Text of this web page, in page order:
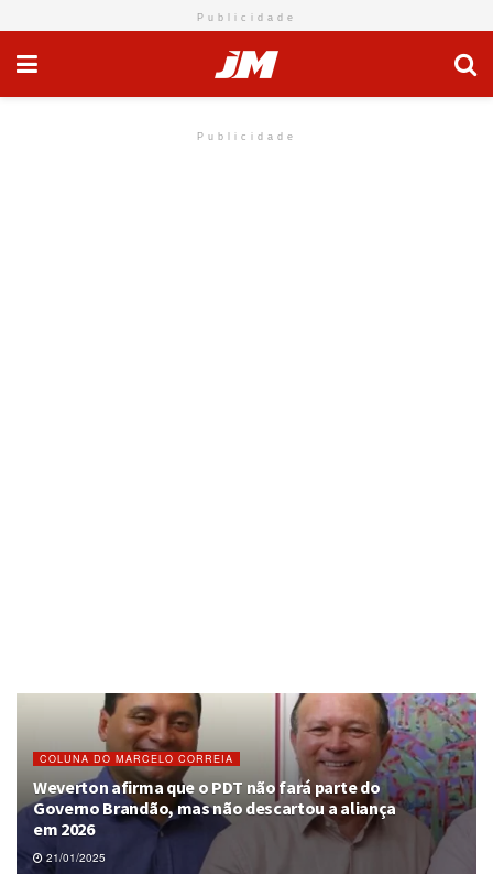
Publicidade
Publicidade
COLUNA DO MARCELO CORREIA
Weverton afirma que o PDT não fará parte do
Governo Brandão, mas não descartou a aliança
em 2026
21/01/2025